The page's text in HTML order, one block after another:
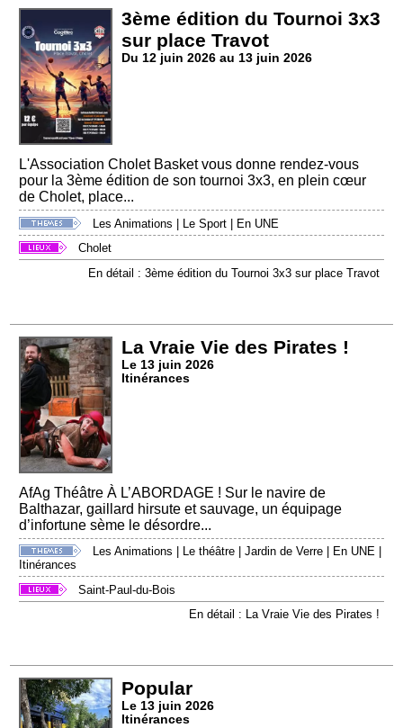
3ème édition du Tournoi 3x3
sur place Travot
Du 12 juin 2026 au 13 juin 2026
L'Association Cholet Basket vous donne rendez-vous
pour la 3ème édition de son tournoi 3x3, en plein cœur
de Cholet, place...
Les Animations Le Sport
En UNE
Cholet
En détail : 3ème édition du Tournoi 3x3 sur place Travot
La Vraie Vie des Pirates !
Le 13 juin 2026
Itinérances
AfAg Théâtre À L’ABORDAGE ! Sur le navire de
Balthazar, gaillard hirsute et sauvage, un équipage
d’infortune sème le désordre...
Les Animations Le théâtre |Jardin de Verre En UNE
Itinérances
Saint-Paul-du-Bois
En détail : La Vraie Vie des Pirates !
Popular
Le 13 juin 2026
Itinérances